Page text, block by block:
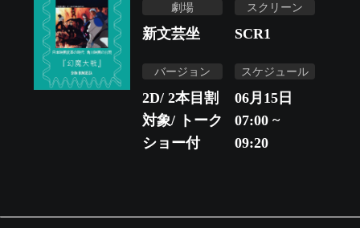
劇場
新文芸坐
スクリーン
SCR1
バージョン
2D/ 2本目割
対象/ トーク
ショー付
スケジュール
06月15日
07:00 ~
09:20